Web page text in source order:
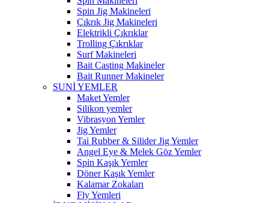
Spin Jig Makineleri
Çıkrık Jig Makineleri
Elektrikli Çıkrıklar
Trolling Çıkrıklar
Surf Makineleri
Bait Casting Makineler
Bait Runner Makineler
SUNİ YEMLER
Maket Yemler
Silikon yemler
Vibrasyon Yemler
Jig Yemler
Tai Rubber & Silider Jig Yemler
Angel Eye & Melek Göz Yemler
Spin Kaşık Yemler
Döner Kaşık Yemler
Kalamar Zokaları
Fly Yemleri